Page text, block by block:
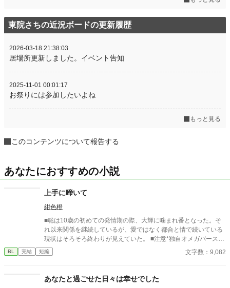
東院さちの近況ボードの更新履歴
2026-03-18 21:38:03
居場所更新しました。イベント告知
2025-11-01 00:01:17
お祭りには参加したいよね
もっと見る
このコンテンツについて報告する
あなたにおすすめの小説
上手に啼いて
紺色橙
■聡は10歳の初めての発情期の際、大輝に噛まれ番となった。そ
れ以来関係を継続しているが、愛ではなく都合と情で続いている
現状はそろそろ終わりが見えていた。 ■注意*独自オメガバース設
定。■『それは愛か本能か』と同じ世界設定です。関係は一切な
し。
BL 完結 短編 文字数：9,082
あなたと過ごせた日々は幸せでした